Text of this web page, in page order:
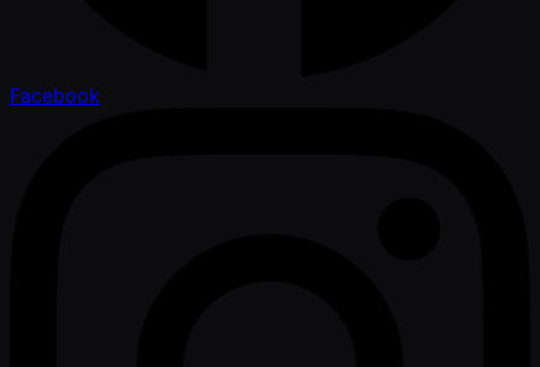
Facebook